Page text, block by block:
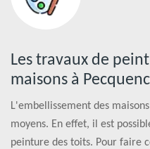
Les travaux de
maisons à
L'embellissement des
moyens. En effet, il est
peinture des toits. Pour faire